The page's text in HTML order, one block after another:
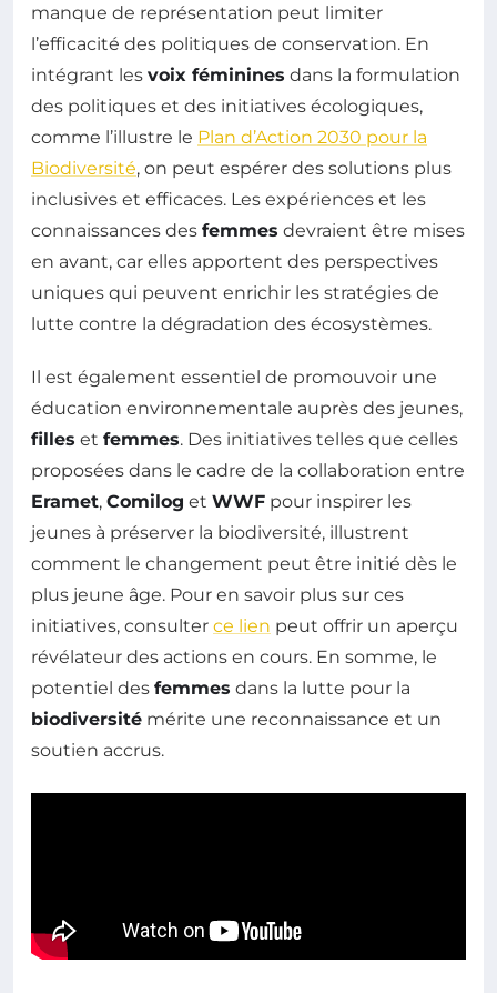
manque de représentation peut limiter
l’efficacité des politiques de conservation. En
intégrant les voix féminines dans la formulation
des politiques et des initiatives écologiques,
comme l’illustre le Plan d’Action 2030 pour la
Biodiversité, on peut espérer des solutions plus
inclusives et efficaces. Les expériences et les
connaissances des femmes devraient être mises
en avant, car elles apportent des perspectives
uniques qui peuvent enrichir les stratégies de
lutte contre la dégradation des écosystèmes.
Il est également essentiel de promouvoir une
éducation environnementale auprès des jeunes,
filles et femmes. Des initiatives telles que celles
proposées dans le cadre de la collaboration entre
Eramet, Comilog et WWF pour inspirer les
jeunes à préserver la biodiversité, illustrent
comment le changement peut être initié dès le
plus jeune âge. Pour en savoir plus sur ces
initiatives, consulter ce lien peut offrir un aperçu
révélateur des actions en cours. En somme, le
potentiel des femmes dans la lutte pour la
biodiversité mérite une reconnaissance et un
soutien accrus.